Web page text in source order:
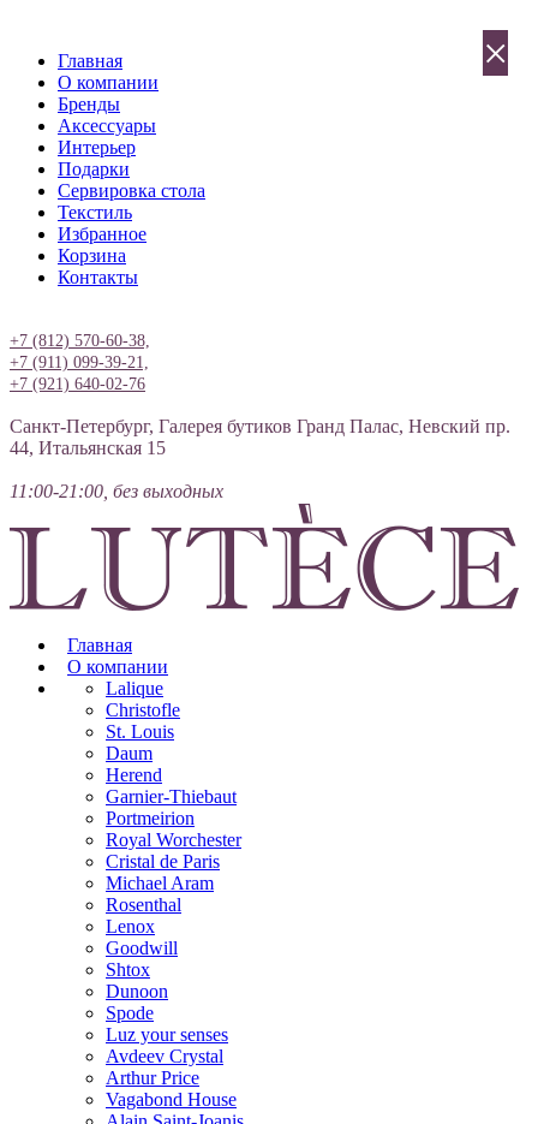
Главная
О компании
Бренды
Аксессуары
Интерьер
Подарки
Сервировка стола
Текстиль
Избранное
Корзина
Контакты
+7 (812) 570-60-38,
+7 (911) 099-39-21,
+7 (921) 640-02-76
Санкт-Петербург, Галерея бутиков Гранд Палас, Невский пр.
44, Итальянская 15
11:00-21:00, без выходных
Главная
О компании
Lalique
Christofle
St. Louis
Daum
Herend
Garnier-Thiebaut
Portmeirion
Royal Worchester
Cristal de Paris
Michael Aram
Rosenthal
Lenox
Goodwill
Shtox
Dunoon
Spode
Luz your senses
Avdeev Crystal
Arthur Price
Vagabond House
×